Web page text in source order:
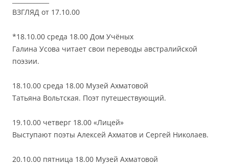
ВЗГЛЯД от 17.10.00
*18.10.00 среда 18.00 Дом Учёных
Галина Усова читает свои переводы австралийской
поэзии.
18.10.00 среда 18.00 Музей Ахматовой
Татьяна Вольтская. Поэт путешествующий.
19.10.00 четверг 18.00 «Лицей»
Выступают поэты Алексей Ахматов и Сергей Николаев.
20.10.00 пятница 18.00 Музей Ахматовой